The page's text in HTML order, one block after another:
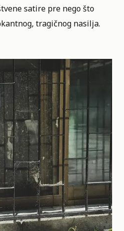
satire pre nego što
tragičnog nasilja.